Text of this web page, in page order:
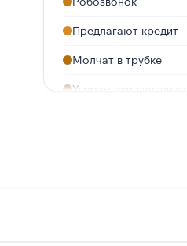
Предлагают кредит
Молчат в трубке
Угрозы или давление